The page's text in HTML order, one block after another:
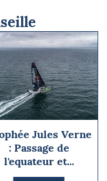
Jules Verne
: Passage de
l'equateur et...